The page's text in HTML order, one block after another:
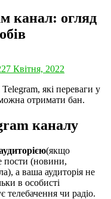
канал: огляд
7 Квітня, 2022
які переваги у
отримати бан.
каналу
(якщо
пости (новини,
а ваша аудиторія не
в особисті
телебачення чи радіо.